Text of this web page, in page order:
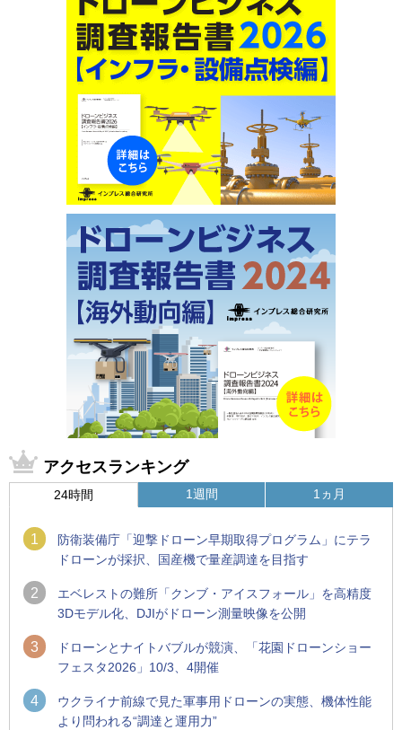
アクセスランキング
24時間
1
防衛装備庁「迎撃ドローン早期取得プログラム」にテラ
ドローンが採択、国産機で量産調達を目指す
2
エベレストの難所「クンブ・アイスフォール」を高精度
3Dモデル化、DJIがドローン測量映像を公開
3
ドローンとナイトバブルが競演、「花園ドローンショー
フェスタ2026」10/3、4開催
4
ウクライナ前線で見た軍事用ドローンの実態、機体性能
より問われる“調達と運用力”
1週間 1ヵ月